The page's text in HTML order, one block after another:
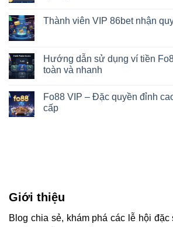
Thành viên VIP 86bet nhận
Hướng dẫn sử dụng ví tiền
toàn và nhanh
Fo88 VIP – Đặc quyền đỉnh
cấp
Giới thiệu
Blog chia sẻ, khám phá các lễ hội